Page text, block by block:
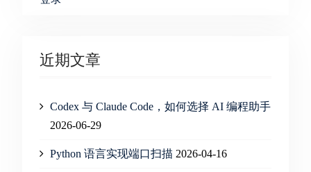
近期文章
Codex 与 Claude Code，如何选择 AI 编程助手
2026-06-29
Python 语言实现端口扫描 2026-04-16